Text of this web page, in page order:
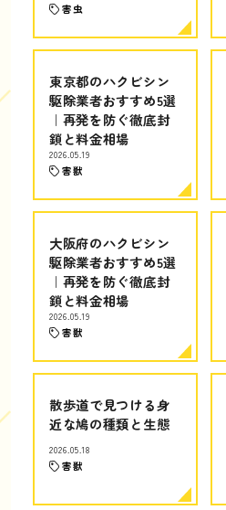
害虫
東京都のハクビシン
駆除業者おすすめ5選
｜再発を防ぐ徹底封
鎖と料金相場
2026.05.19
害獣
大阪府のハクビシン
駆除業者おすすめ5選
｜再発を防ぐ徹底封
鎖と料金相場
2026.05.19
害獣
散歩道で見つける身
近な鳩の種類と生態
2026.05.18
害獣